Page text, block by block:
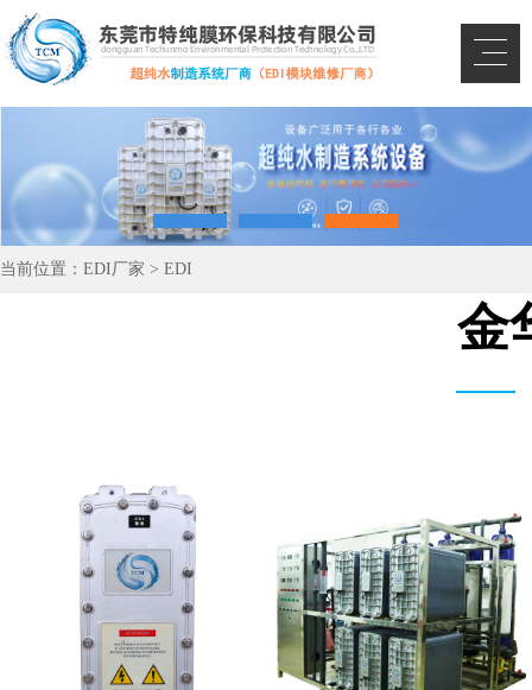
当前位置： EDI厂家 > EDI
金